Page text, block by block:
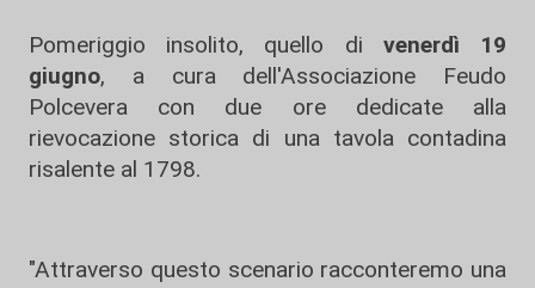
Pomeriggio insolito, quello di venerdì 19
giugno, a cura dell'Associazione Feudo
Polcevera con due ore dedicate alla
rievocazione storica di una tavola contadina
risalente al 1798.
"Attraverso questo scenario racconteremo una